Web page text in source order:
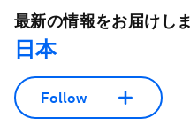
最新の情報をお届けし
日本
Follow